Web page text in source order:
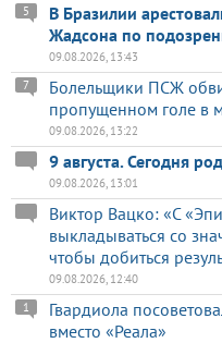
В Бразилии
Жадсона по
5
09.08.2026, 13:43
Болельщики ПСЖ
пропущенном голе в
7
09.08.2026, 13:22
9 августа. Сегодня
09.08.2026, 13:01
Виктор Вацко: «С
выкладываться со
чтобы добиться
09.08.2026, 12:40
Гвардиола
вместо «Реала»
1